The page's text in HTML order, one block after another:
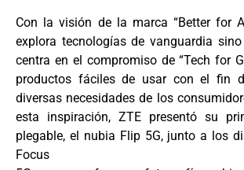
Con la visión de la marca “Better for
explora tecnologías de vanguardia
centra en el compromiso de “Tech for
productos fáciles de usar con el fin
diversas necesidades de los
esta inspiración, ZTE presentó su
plegable, el nubia Flip 5G, junto a los
Focus